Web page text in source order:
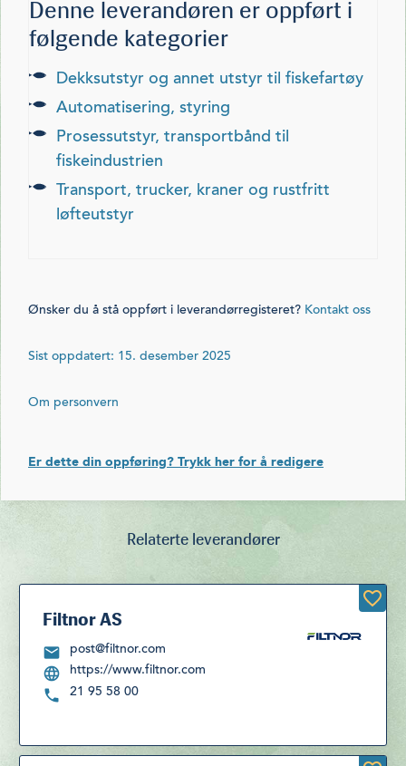
Denne leverandøren er oppført i
følgende kategorier
dekksutstyr og annet utstyr til fiskefartøy
automatisering, styring
prosessutstyr, transportbånd til
fiskeindustrien
transport, trucker, kraner og rustfritt
løfteutstyr
Ønsker du å stå oppført i leverandørregisteret? Kontakt oss
Sist oppdatert: 15. desember 2025
Om personvern
Er dette din oppføring? Trykk her for å redigere
Relaterte leverandører
Filtnor AS
post@filtnor.com
https://www.filtnor.com
21 95 58 00